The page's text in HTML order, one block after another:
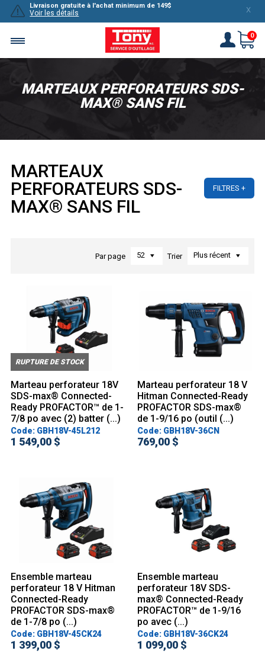
Livraison gratuite à l'achat minimum de 149$
Voir les détails X
0
MARTEAUX PERFORATEURS SDS-
MAX® SANS FIL
MARTEAUX
PERFORATEURS SDS-
MAX® SANS FIL
FILTRES
Par page 52 Trier Plus récent
RUPTURE DE STOCK
Marteau perforateur 18V
SDS-max® Connected-
Ready PROFACTOR™ de 1-
7/8 po avec (2) batter (...)
Code: GBH18V-45L212
1 549,00 $
Marteau perforateur 18 V
Hitman Connected-Ready
PROFACTOR SDS-max®
de 1-9/16 po (outil (...)
Code: GBH18V-36CN
769,00 $
Ensemble marteau
perforateur 18 V Hitman
Connected-Ready
PROFACTOR SDS-max®
de 1-7/8 po (...)
Code: GBH18V-45CK24
1 399,00 $
Ensemble marteau
perforateur 18V SDS-
max® Connected-Ready
PROFACTOR™ de 1-9/16
po avec (...)
Code: GBH18V-36CK24
1 099,00 $